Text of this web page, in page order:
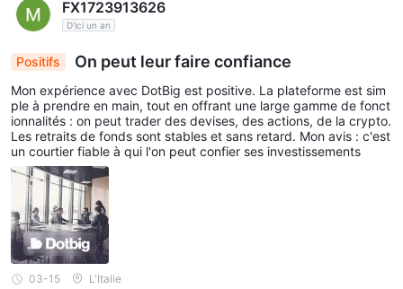
FX1723913626
D'ici un an
Positifs On peut leur faire confiance
Mon expérience avec DotBig est positive. La plateforme est sim
ple à prendre en main, tout en offrant une large gamme de fonct
ionnalités : on peut trader des devises, des actions, de la crypto.
Les retraits de fonds sont stables et sans retard. Mon avis : c'est
un courtier fiable à qui l'on peut confier ses investissements
03-15 L'Italie